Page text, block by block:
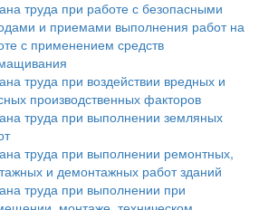
труда при работе с безопасными
и приемами выполнения работ на
с применением средств
труда при воздействии вредных и
производственных факторов
труда при выполнении земляных
труда при выполнении ремонтных,
и демонтажных работ зданий
труда при выполнении при